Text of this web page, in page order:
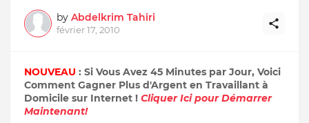
by Abdelkrim Tahiri
février 17, 2010
NOUVEAU : Si Vous Avez 45 Minutes par Jour, Voici
Comment Gagner Plus d'Argent en Travaillant à
Domicile sur Internet ! Cliquer Ici pour Démarrer
Maintenant!